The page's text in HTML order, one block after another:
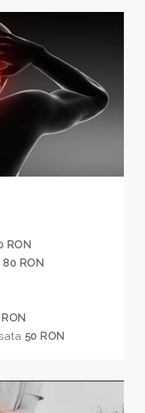
RON
80 RON
50 RON